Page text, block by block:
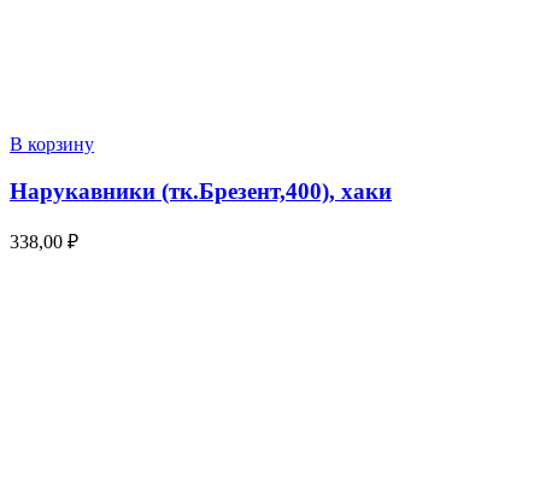
В корзину
Нарукавники (тк.Брезент,400), хаки
338,00 ₽